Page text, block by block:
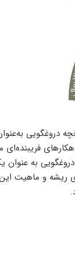
دروغگویی
فریبنده‌ای
دروغگویی به
و ماهیت این